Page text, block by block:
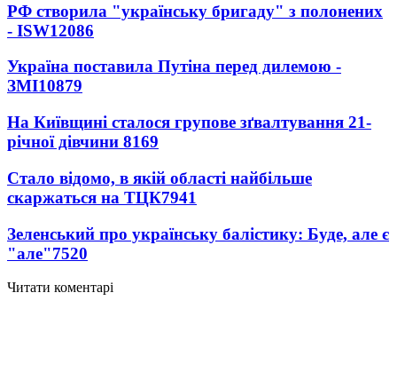
РФ створила "українську бригаду" з полонених
- ISW12086
Україна поставила Путіна перед дилемою -
ЗМІ10879
На Київщині сталося групове зґвалтування 21-
річної дівчини 8169
Стало відомо, в якій області найбільше
скаржаться на ТЦК7941
Зеленський про українську балістику: Буде, але є
"але"7520
Читати коментарі